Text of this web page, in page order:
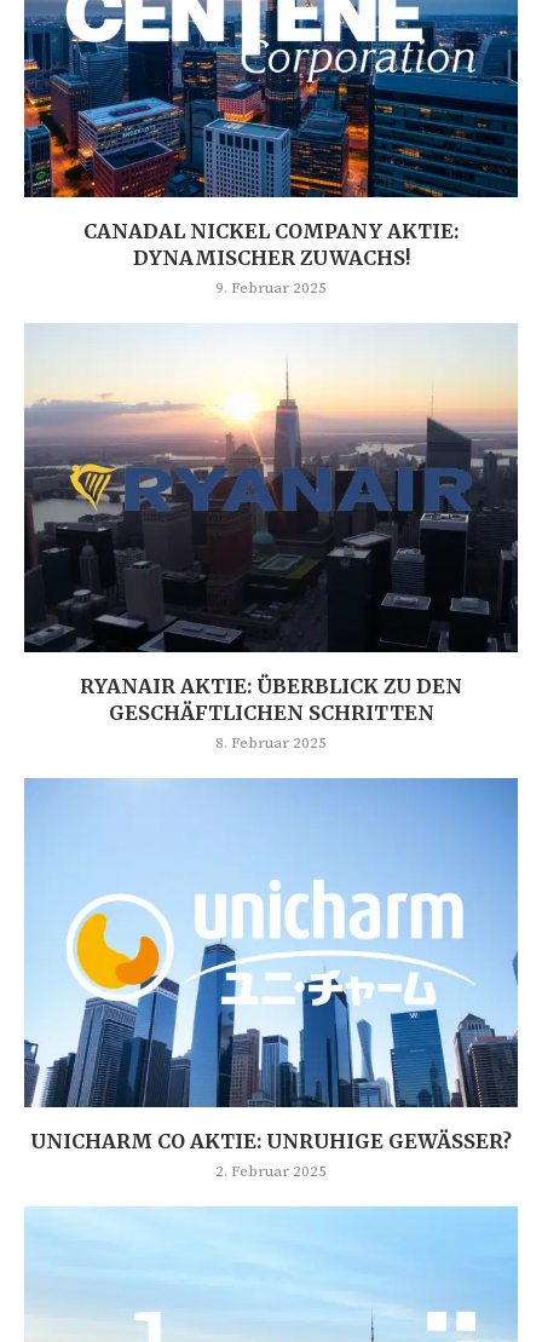
CANADAL NICKEL COMPANY AKTIE:
DYNAMISCHER ZUWACHS!
9. Februar 2025
RYANAIR AKTIE: ÜBERBLICK ZU DEN
GESCHÄFTLICHEN SCHRITTEN
8. Februar 2025
UNICHARM CO AKTIE: UNRUHIGE GEWÄSSER?
2. Februar 2025